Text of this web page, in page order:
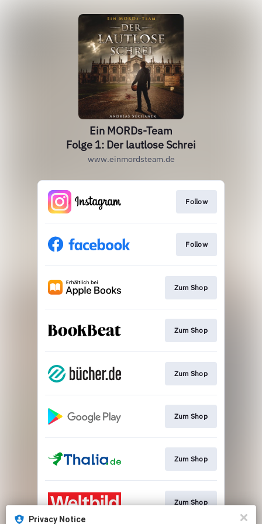
Privacy Notice
Ein MORDs-Team
Folge 1: Der lautlose Schrei
www.einmordsteam.de
Follow
Follow
Zum Shop
Zum Shop
Zum Shop
Zum Shop
Zum Shop
Zum Shop